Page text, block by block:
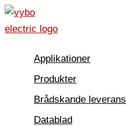
Hoppa
till
Applikationer
Produkter
Brådskande leverans
Datablad